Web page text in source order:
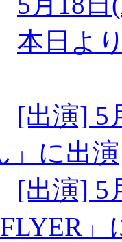
本日よ
[出演] 5
」に出演
[出演] 5
FLYER